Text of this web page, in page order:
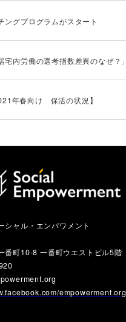
ングプログラムがスタート
宅内労働の選考指数差異のなぜ？」
年春向け 保活の状況】
シャル・エンパワメント
番町10-8 一番町ウエストビル5階
empowerment.org